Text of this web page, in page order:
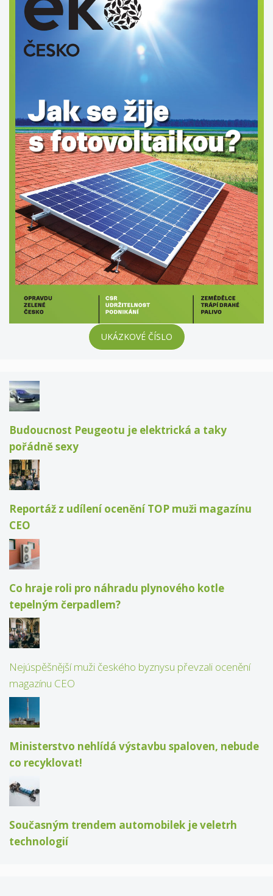
UKÁZKOVÉ ČÍSLO
Budoucnost Peugeotu je elektrická a taky
pořádně sexy
Reportáž z udílení ocenění TOP muži magazínu
CEO
Co hraje roli pro náhradu plynového kotle
tepelným čerpadlem?
Nejúspěšnější muži českého byznysu převzali ocenění
magazínu CEO
Ministerstvo nehlídá výstavbu spaloven, nebude
co recyklovat!
Současným trendem automobilek je veletrh
technologií